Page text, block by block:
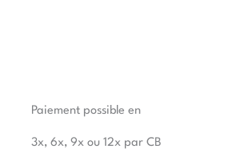
Paiement possible en
3x, 6x, 9x ou 12x par CB